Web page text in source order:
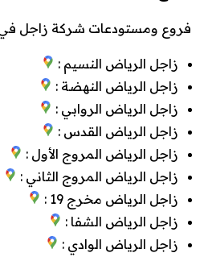
فروع ومستودعات شركة زاجل في
زاجل الرياض النسيم :
زاجل الرياض النهضة :
زاجل الرياض الروابي :
زاجل الرياض القدس :
زاجل الرياض المروج الأول :
زاجل الرياض المروج الثاني :
زاجل الرياض مخرج 19 :
زاجل الرياض الشفا :
زاجل الرياض الوادي :